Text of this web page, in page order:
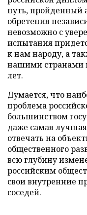
путь, пройденный
обретения
невозможно с
испытания
к нам народу, а
нашими странами
лет.
Думается, что
проблема
большинством
даже самая
отвечать на
общественного
всю глубину
российским
свои внутренние
соседей.